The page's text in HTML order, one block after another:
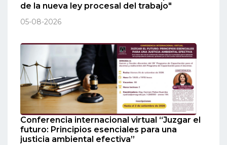
de la nueva ley procesal del trabajo"
05-08-2026
Conferencia internacional virtual “Juzgar el
futuro: Principios esenciales para una
justicia ambiental efectiva”